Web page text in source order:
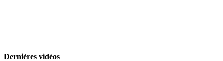
Dernières vidéos